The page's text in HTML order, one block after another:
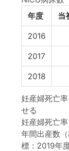
年度
当
2016
2017
2018
妊産婦死亡
せる
妊産婦死亡
年間出産数
標：2019年